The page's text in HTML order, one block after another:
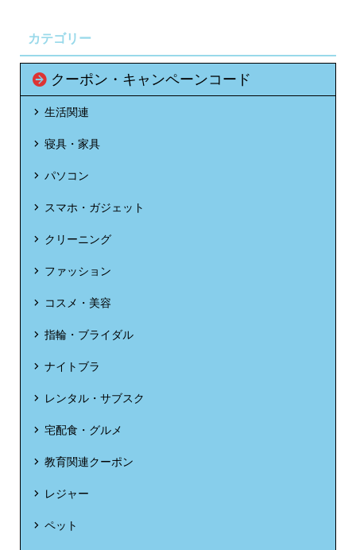
カテゴリー
クーポン・キャンペーンコード
生活関連
寝具・家具
パソコン
スマホ・ガジェット
クリーニング
ファッション
コスメ・美容
指輪・ブライダル
ナイトブラ
レンタル・サブスク
宅配食・グルメ
教育関連クーポン
レジャー
ペット